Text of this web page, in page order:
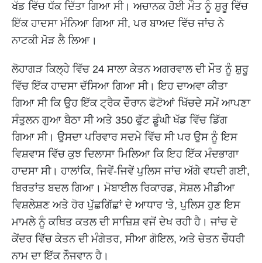
ਖੱਡ ਵਿੱਚ ਧੱਕ ਦਿੱਤਾ ਗਿਆ ਸੀ। ਅਚਾਨਕ ਹੋਈ ਮੌਤ ਨੂੰ ਸ਼ੁਰੂ ਵਿੱਚ
ਇੱਕ ਹਾਦਸਾ ਮੰਨਿਆ ਗਿਆ ਸੀ, ਪਰ ਬਾਅਦ ਵਿੱਚ ਜਾਂਚ ਨੇ
ਨਾਟਕੀ ਮੋੜ ਲੈ ਲਿਆ।
ਲੋਹਾਗੜ ਕਿਲ੍ਹੇ ਵਿੱਚ 24 ਸਾਲਾ ਕੇਤਨ ਅਗਰਵਾਲ ਦੀ ਮੌਤ ਨੂੰ ਸ਼ੁਰੂ
ਵਿੱਚ ਇੱਕ ਹਾਦਸਾ ਦੱਸਿਆ ਗਿਆ ਸੀ। ਇਹ ਦਾਅਵਾ ਕੀਤਾ
ਗਿਆ ਸੀ ਕਿ ਉਹ ਇੱਕ ਟ੍ਰੈਕ ਦੌਰਾਨ ਫੋਟੋਆਂ ਖਿੱਚਦੇ ਸਮੇਂ ਆਪਣਾ
ਸੰਤੁਲਨ ਗੁਆ ​​ਬੈਠਾ ਸੀ ਅਤੇ 350 ਫੁੱਟ ਡੂੰਘੀ ਖੱਡ ਵਿੱਚ ਡਿੱਗ
ਗਿਆ ਸੀ। ਉਸਦਾ ਪਰਿਵਾਰ ਸਦਮੇ ਵਿੱਚ ਸੀ ਪਰ ਉਸ ਨੂੰ ਇਸ
ਵਿਸ਼ਵਾਸ ਵਿੱਚ ਕੁਝ ਦਿਲਾਸਾ ਮਿਲਿਆ ਕਿ ਇਹ ਇੱਕ ਮੰਦਭਾਗਾ
ਹਾਦਸਾ ਸੀ। ਹਾਲਾਂਕਿ, ਜਿਵੇਂ-ਜਿਵੇਂ ਪੁਲਿਸ ਜਾਂਚ ਅੱਗੇ ਵਧਦੀ ਗਈ,
ਬਿਰਤਾਂਤ ਬਦਲ ਗਿਆ। ਮੋਬਾਈਲ ਰਿਕਾਰਡ, ਸੋਸ਼ਲ ਮੀਡੀਆ
ਵਿਸ਼ਲੇਸ਼ਣ ਅਤੇ ਹੋਰ ਪੁੱਛਗਿੱਛਾਂ ਦੇ ਆਧਾਰ 'ਤੇ, ਪੁਲਿਸ ਹੁਣ ਇਸ
ਮਾਮਲੇ ਨੂੰ ਕਥਿਤ ਕਤਲ ਦੀ ਸਾਜ਼ਿਸ਼ ਵਜੋਂ ਦੇਖ ਰਹੀ ਹੈ। ਜਾਂਚ ਦੇ
ਕੇਂਦਰ ਵਿੱਚ ਕੇਤਨ ਦੀ ਮੰਗੇਤਰ, ਸੀਆ ਗੋਇਲ, ਅਤੇ ਚੇਤਨ ਚੌਧਰੀ
ਨਾਮ ਦਾ ਇੱਕ ਨੌਜਵਾਨ ਹੈ।